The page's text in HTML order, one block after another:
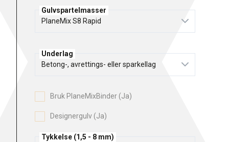
Binder / Primer
Rense- pleiemidler
Bærekraftighet
Referenser
Kurs for proff'en
KONTAKT
Ansatte
Tekniske spørgsmål
DK
Gulvspartelmasser
Underlag
Bruk PlaneMixBinder (Ja)
Designergulv (Ja)
Tykkelse (1,5 - 8 mm)